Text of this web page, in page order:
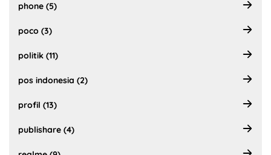
phone (5)
poco (3)
politik (11)
pos indonesia (2)
profil (13)
publishare (4)